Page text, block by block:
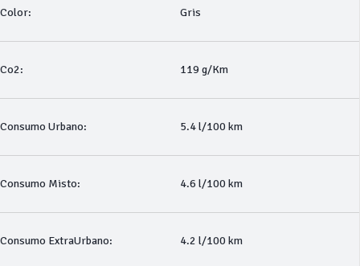
Color: Gris
Co2: 119 g/Km
Consumo Urbano: 5.4 l/100 km
Consumo Misto: 4.6 l/100 km
Consumo ExtraUrbano: 4.2 l/100 km